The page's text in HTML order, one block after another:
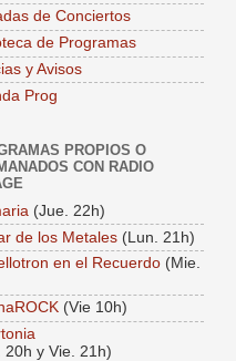
de Conciertos
de Programas
y Avisos
Prog
PROPIOS O
CON RADIO
(Jue. 22h)
de los Metales (Lun. 21h)
en el Recuerdo (Mie.
(Vie 10h)
20h y Vie. 21h)